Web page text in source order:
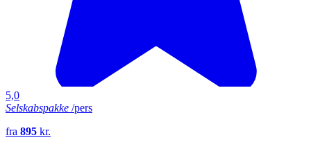
5,0
Selskabspakke /pers
fra 895 kr.